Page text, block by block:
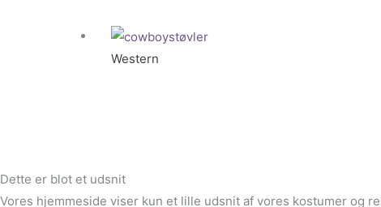
Western
Dette er blot et udsnit
Vores hjemmeside viser kun et lille udsnit af vores kostumer og